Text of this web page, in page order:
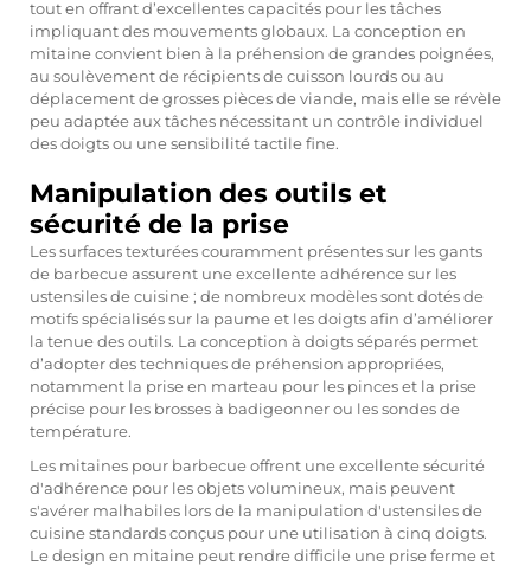
tout en offrant d’excellentes capacités pour les tâches
impliquant des mouvements globaux. La conception en
mitaine convient bien à la préhension de grandes poignées,
au soulèvement de récipients de cuisson lourds ou au
déplacement de grosses pièces de viande, mais elle se révèle
peu adaptée aux tâches nécessitant un contrôle individuel
des doigts ou une sensibilité tactile fine.
Manipulation des outils et
sécurité de la prise
Les surfaces texturées couramment présentes sur les gants
de barbecue assurent une excellente adhérence sur les
ustensiles de cuisine ; de nombreux modèles sont dotés de
motifs spécialisés sur la paume et les doigts afin d’améliorer
la tenue des outils. La conception à doigts séparés permet
d’adopter des techniques de préhension appropriées,
notamment la prise en marteau pour les pinces et la prise
précise pour les brosses à badigeonner ou les sondes de
température.
Les mitaines pour barbecue offrent une excellente sécurité
d'adhérence pour les objets volumineux, mais peuvent
s'avérer malhabiles lors de la manipulation d'ustensiles de
cuisine standards conçus pour une utilisation à cinq doigts.
Le design en mitaine peut rendre difficile une prise ferme et